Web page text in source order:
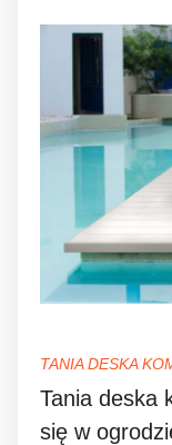
TANIA DESKA
Tania deska
się w